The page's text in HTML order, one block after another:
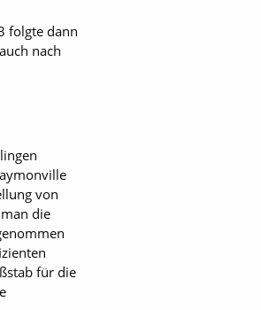
folgte dann
nach
von
die
für die